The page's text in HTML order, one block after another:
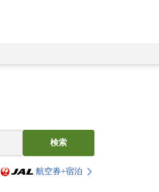
検索
航空券+宿泊